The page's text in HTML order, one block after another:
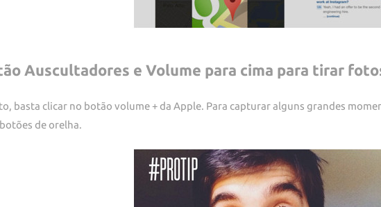
Auscultadores e Volume para cima para tirar
basta clicar no botão volume + da Apple. Para capturar alguns grandes
de orelha.